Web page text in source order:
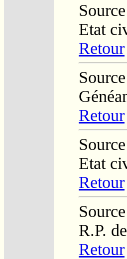
Etat
Retour
Retour
Etat
Retour
R.P.
Retour